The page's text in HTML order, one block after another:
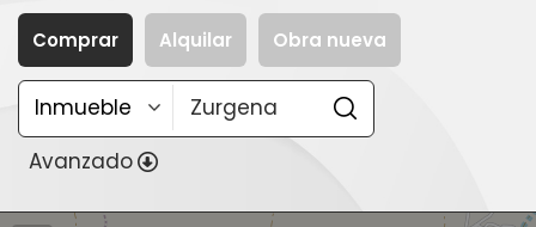
Comprar Alquilar Obra nueva
Avanzado